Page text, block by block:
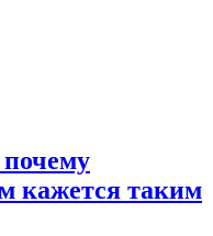
кажется таким